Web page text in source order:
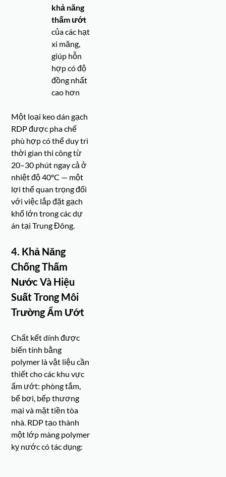
khả năng
thấm ướt
của các hạt
xi măng,
giúp hỗn
hợp có độ
đồng nhất
cao hơn
Một loại keo dán gạch
RDP được pha chế
phù hợp có thể duy trì
thời gian thi công từ
20–30 phút ngay cả ở
nhiệt độ 40°C — một
lợi thế quan trọng đối
với việc lắp đặt gạch
khổ lớn trong các dự
án tại Trung Đông.
4. Khả Năng
Chống Thấm
Nước Và Hiệu
Suất Trong Môi
Trường Ẩm Ướt
Chất kết dính được
biến tính bằng
polymer là vật liệu cần
thiết cho các khu vực
ẩm ướt: phòng tắm,
bể bơi, bếp thương
mại và mặt tiền tòa
nhà. RDP tạo thành
một lớp màng polymer
kỵ nước có tác dụng: